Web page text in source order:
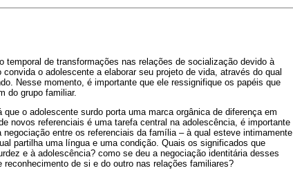
de transformações nas relações de socialização devido à
o adolescente a elaborar seu projeto de vida, através do qual
Nesse momento, é importante que ele ressignifique os papéis que
do grupo familiar.
o adolescente surdo porta uma marca orgânica de diferença em
novos referenciais é uma tarefa central na adolescência, é importante
entre os referenciais da família – à qual esteve intimamente
partilha uma língua e uma condição. Quais os significados que
e à adolescência? como se deu a negociação identitária desses
de si e do outro nas relações familiares?